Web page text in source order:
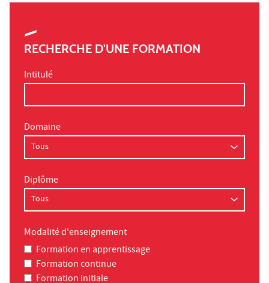
RECHERCHE D'UNE FORMATION
Intitulé
Domaine
Diplôme
Modalité d'enseignement
Formation en apprentissage
Formation continue
Formation initiale